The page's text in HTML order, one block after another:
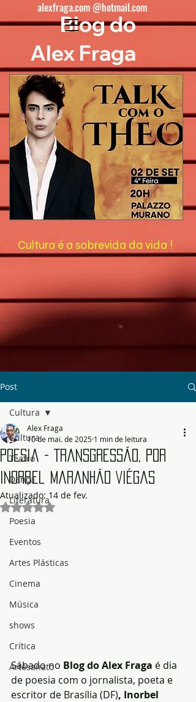
Cultura é a sobrevida da vida !
Blog do
Alex Fraga
alexfraga.com @hotmail.com
Post
Cultura
Teatro
Dança
Literatura
Poesia
Eventos
Artes Plásticas
Cinema
Música
shows
Crítica
Artesanato
Cultura
Poesia - Transgressão, por
Inorbel Maranhão VIégas
Alex Fraga
10 de mai. de 2025 1 min de leitura
Atualizado: 14 de fev.
Avaliado com NaN de 5 estrelas.
Sábado no Blog do Alex Fraga é dia
de poesia com o jornalista, poeta e
escritor de Brasília (DF), Inorbel